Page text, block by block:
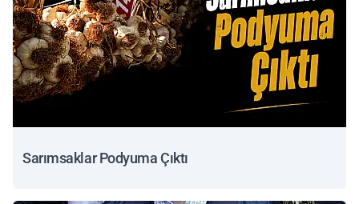
Sarımsaklar Podyuma Çıktı